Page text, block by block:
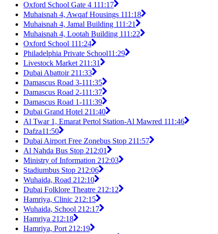
Oxford School Gate 4 111:17
Muhaisnah 4, Awqaf Housings 111:18
Muhaisnah 4, Jamal Building 111:21
Muhaisnah 4, Lootah Building 111:22
Oxford School 111:24
Philadelphia Private School11:29
Livestock Market 211:31
Dubai Abattoir 211:33
Damascus Road 3-111:35
Damascus Road 2-111:37
Damascus Road 1-111:39
Dubai Grand Hotel 211:40
Al Twar 1, Emarat Pertol Station-Al Mawred 111:46
Dafza11:50
Dubai Airport Free Zonebus Stop 211:57
Al Nahda Bus Stop 212:01
Ministry of Information 212:03
Stadiumbus Stop 212:06
Wuhaida, Road 212:10
Dubai Folklore Theatre 212:12
Hamriya, Clinic 212:15
Wuhaida, School 212:17
Hamriya 212:18
Hamriya, Port 212:19